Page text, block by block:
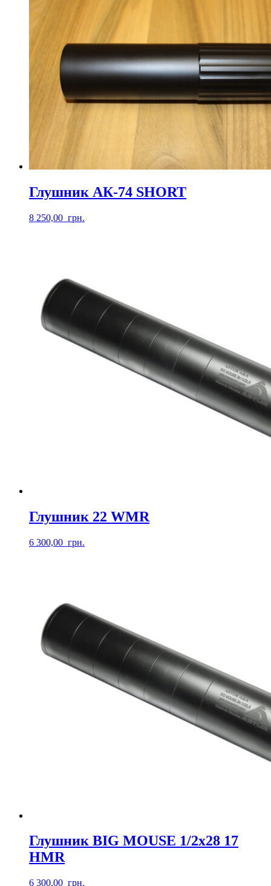
Глушник АК-74 SHORT
8 250,00 грн.
Глушник 22 WMR
6 300,00 грн.
Глушник BIG MOUSE 1/2х28 17
HMR
6 300,00 грн.